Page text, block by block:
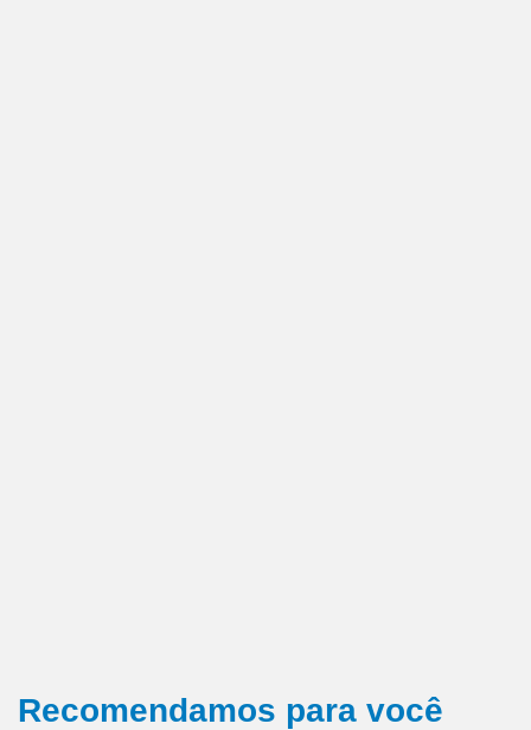
Recomendamos para você